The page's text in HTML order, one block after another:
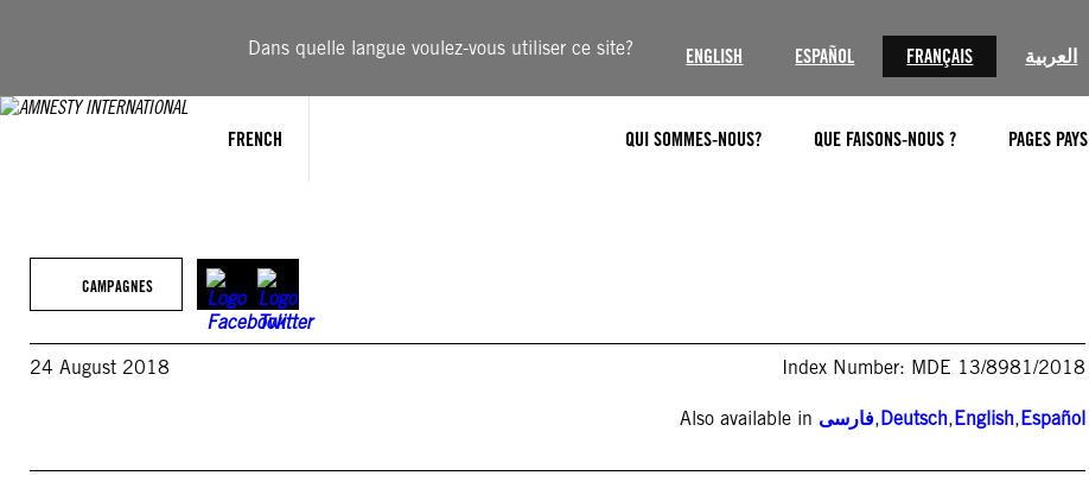
Dans quelle langue voulez-vous utiliser ce site? ENGLISH ESPAÑOL FRANÇAIS العربية
FRENCH QUI SOMMES-NOUS? QUE FAISONS-NOUS ? PAGES PAYS
CAMPAGNES
24 August 2018 Index Number: MDE 13/8981/2018
Also available in فارسی,Deutsch,English,Español